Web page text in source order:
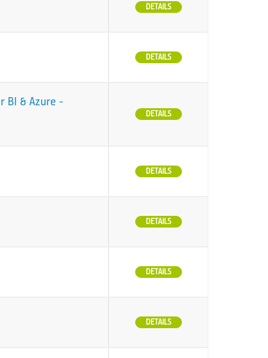
DETAILS
DETAILS
BI & Azure -
DETAILS
DETAILS
DETAILS
DETAILS
DETAILS